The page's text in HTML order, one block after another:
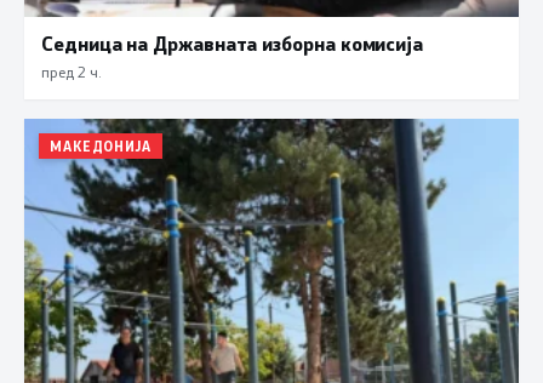
Седница на Државната изборна комисија
пред 2 ч.
МАКЕДОНИЈА